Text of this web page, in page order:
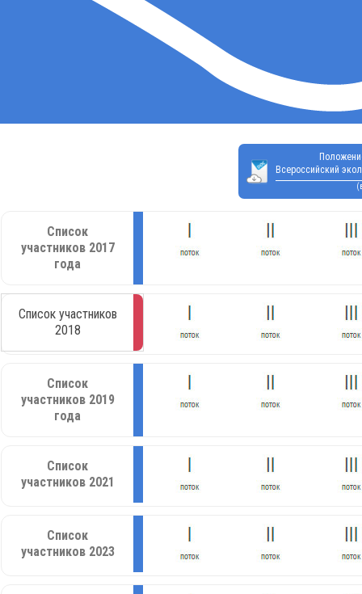
Всероссийский
Список
участников 2017
года
Список участников
2018
Список
участников 2019
года
Список
участников 2021
Список
участников 2023